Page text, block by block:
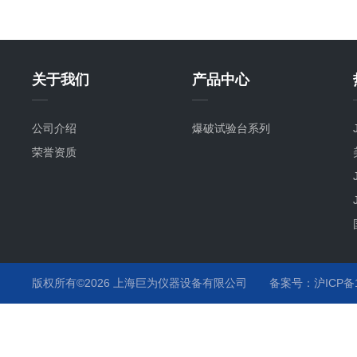
关于我们
公司介绍
荣誉资质
产品中心
爆破试验台系列
版权所有©2026 上海巨为仪器设备有限公司 备案号：沪ICP